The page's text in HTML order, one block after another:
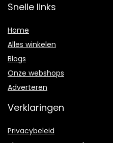
Snelle links
Home
Alles winkelen
Blogs
Onze webshops
Adverteren
Verklaringen
Privacybeleid